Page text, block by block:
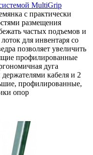
MultiGrip
с практически
размещения
частых подъемов и
для инвентаря со
позволяет увеличить
профилированные
дуга
кабеля и 2
профилированные,
опор